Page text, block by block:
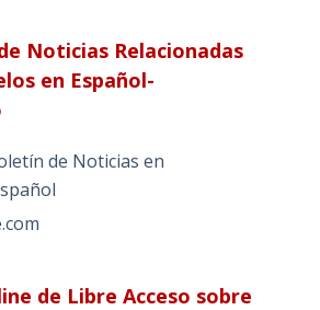
Noticias Relacionadas
en Español-
de Noticias en
de Libre Acceso sobre